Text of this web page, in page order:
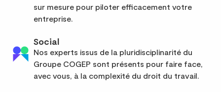
sur mesure pour piloter efficacement votre
entreprise.
Social
Nos experts issus de la pluridisciplinarité du
Groupe COGEP sont présents pour faire face,
avec vous, à la complexité du droit du travail.